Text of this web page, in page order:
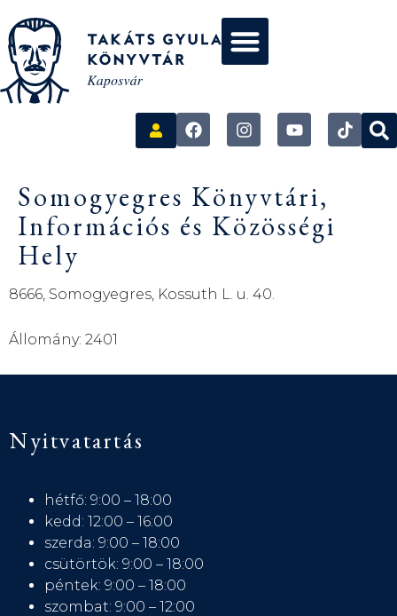
Somogyegres Könyvtári,
Információs és Közösségi
Hely
8666, Somogyegres, Kossuth L. u. 40.
Állomány: 2401
Nyitvatartás
hétfő: 9:00 – 18:00
kedd: 12:00 – 16:00
szerda: 9:00 – 18:00
csütörtök: 9:00 – 18:00
péntek: 9:00 – 18:00
szombat: 9:00 – 12:00